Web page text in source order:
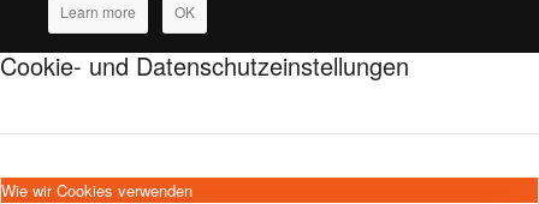
Learn more OK
Cookie- und Datenschutzeinstellungen
Wie wir Cookies verwenden